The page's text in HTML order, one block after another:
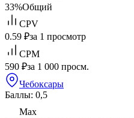
33%Общий
CPV
0.59 ₽за 1 просмотр
CPM
590 ₽за 1 000 просм.
Чебоксары
Баллы: 0,5
Max